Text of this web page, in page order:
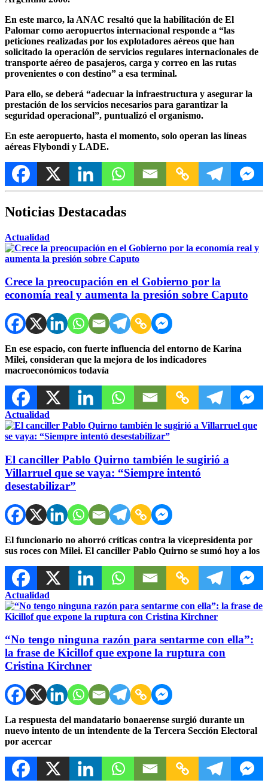
En este marco, la ANAC resaltó que la habilitación de El
Palomar como aeropuertos internacional responde a “las
peticiones realizadas por los explotadores aéreos que han
solicitado la operación de servicios regulares internacionales de
transporte aéreo de pasajeros, carga y correo en las rutas
provenientes o con destino” a esa terminal.
Para ello, se deberá “adecuar la infraestructura y asegurar la
prestación de los servicios necesarios para garantizar la
seguridad operacional”, puntualizó el organismo.
En este aeropuerto, hasta el momento, solo operan las líneas
aéreas Flybondi y LADE.
Noticias Destacadas
Actualidad
Crece la preocupación en el Gobierno por la
economía real y aumenta la presión sobre Caputo
En ese espacio, con fuerte influencia del entorno de Karina
Milei, consideran que la mejora de los indicadores
macroeconómicos todavía
Actualidad
El canciller Pablo Quirno también le sugirió a
Villarruel que se vaya: “Siempre intentó
desestabilizar”
El funcionario no ahorró críticas contra la vicepresidenta por
sus roces con Milei. El canciller Pablo Quirno se sumó hoy a los
Actualidad
“No tengo ninguna razón para sentarme con ella”:
la frase de Kicillof que expone la ruptura con
Cristina Kirchner
La respuesta del mandatario bonaerense surgió durante un
nuevo intento de un intendente de la Tercera Sección Electoral
por acercar